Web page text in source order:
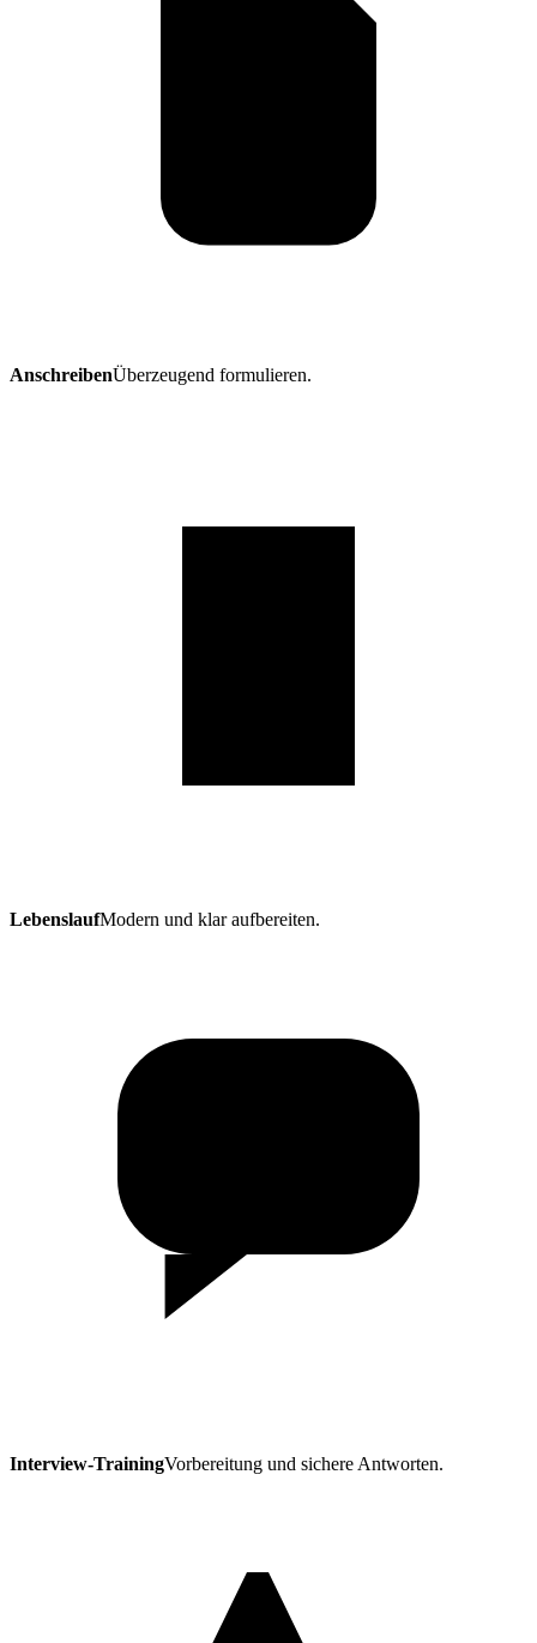
AnschreibenÜberzeugend formulieren.
LebenslaufModern und klar aufbereiten.
Interview-TrainingVorbereitung und sichere Antworten.